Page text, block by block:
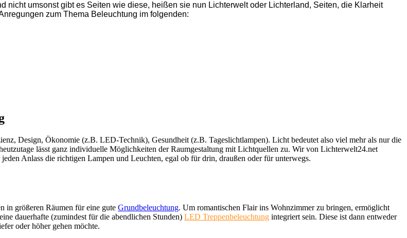
nicht umsonst gibt es Seiten wie diese, heißen sie nun Lichterwelt oder Lichterland, Seiten, die Klarheit
zum Thema Beleuchtung im folgenden:
Design, Ökonomie (z.B. LED-Technik), Gesundheit (z.B. Tageslichtlampen). Licht bedeutet also viel mehr als nur die
lässt ganz individuelle Möglichkeiten der Raumgestaltung mit Lichtquellen zu. Wir von Lichterwelt24.net
Anlass die richtigen Lampen und Leuchten, egal ob für drin, draußen oder für unterwegs.
in größeren Räumen für eine gute Grundbeleuchtung. Um romantischen Flair ins Wohnzimmer zu bringen, ermöglicht
dauerhafte (zumindest für die abendlichen Stunden) LED Treppenbeleuchtung integriert sein. Diese ist dann entweder
oder höher gehen möchte.